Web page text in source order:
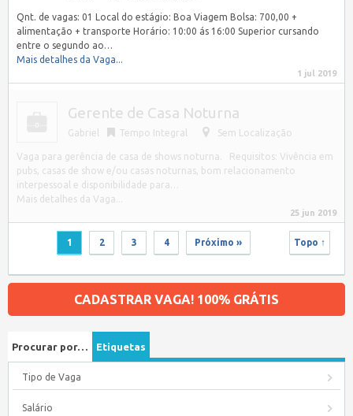
Qnt. de vagas: 01 Local do estágio: Boa Viagem Bolsa: 700,00 +
alimentação + transporte Horário: 10:00 ás 16:00 Superior cursando
entre o segundo ao…
Mais detalhes da Vaga...
1 jul 2019
Gerente de Casa Noturna
Gabriel Tempo Integral Sem Localização
Vaga para gerência de casa de shows noturna. Requisitos: Vivência em
pubs, casas de show e/ou casas noturnas, bom relacionamento
interpessoal e disponibilidade para…
Mais detalhes da Vaga...
25 jun 2019
1 2 3 4 Próximo » Topo ↑
CADASTRAR VAGA! 100% GRÁTIS
Procurar por… Etiquetas
Tipo de Vaga
Salário